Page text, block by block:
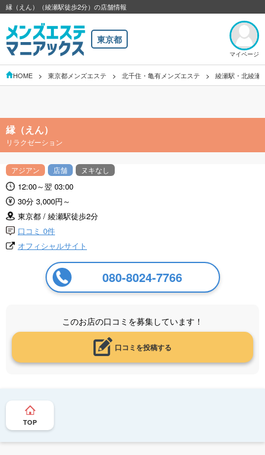
縁（えん）（綾瀬駅徒歩2分）の店舗情報
東京都
マイページ
HOME 東京都メンズエステ 北千住・亀有メンズエステ 綾瀬駅・北綾瀬
縁（えん）
リラクゼーション
アジアン 店舗 ヌキなし
12:00～翌 03:00
30分 3,000円～
東京都 / 綾瀬駅徒歩2分
口コミ 0件
オフィシャルサイト
080-8024-7766
このお店の口コミを募集しています！
口コミを投稿する
TOP